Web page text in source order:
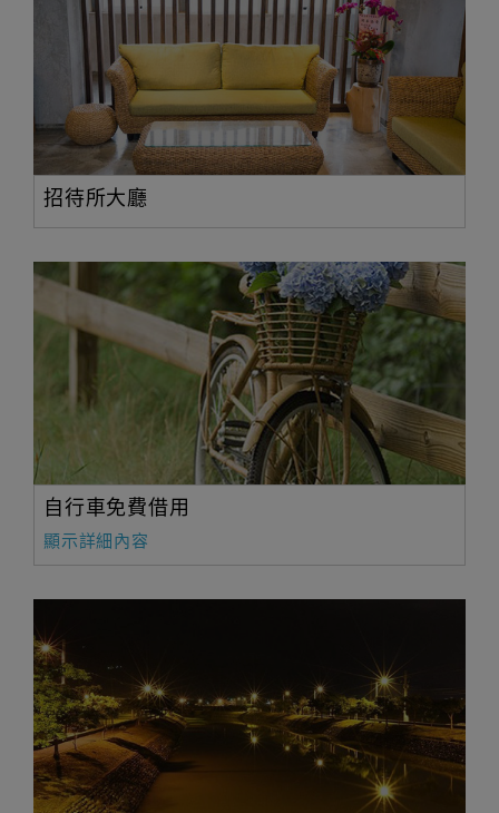
招待所大廳
自行車免費借用
顯示詳細內容